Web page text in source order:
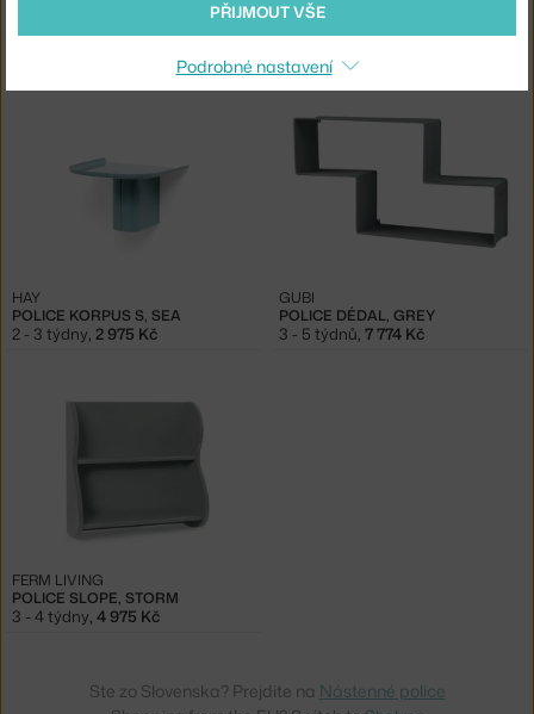
POLICE KORPUS M, SEA POLICE KORPUS S, MIDNIGHT BLUE
HAY
POLICE KORPUS S, SEA
HAY
2 - 3 týdny, 2 975 Kč
POLICE DÉDAL, GREY
GUBI
3 - 5 týdnů, 7 774 Kč
POLICE SLOPE, STORM
FERM LIVING
3 - 4 týdny, 4 975 Kč
Ste zo Slovenska? Prejdite na Nástenné police
PŘIJMOUT VŠE
Podrobné nastavení